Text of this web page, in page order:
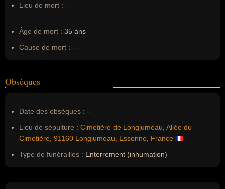
Lieu de mort : --
Âge de mort : 35 ans
Cause de mort : --
Obsèques
Date des obsèques : --
Lieu de sépulture : Cimetière de Longjumeau, Allée du
Cimetière, 91160 Longjumeau, Essonne, France
Type de funérailles : Enterrement (inhumation)